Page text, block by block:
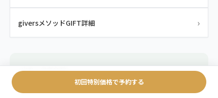
giversメソッドGIFT詳細 ›
出典・参考文献
1. Xu X, Ling Y (2025) Comparative safety and
初回特別価格で予約する